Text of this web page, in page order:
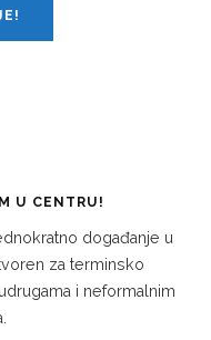
U CENTRU!
događanje u
za terminsko
i neformalnim